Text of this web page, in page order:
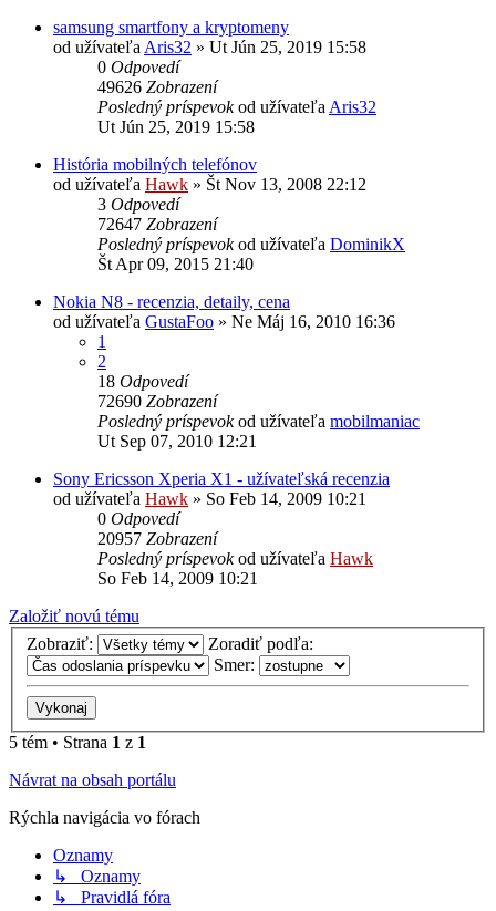
samsung smartfony a kryptomeny
od užívateľa Aris32 » Ut Jún 25, 2019 15:58
0 Odpovedí
49626 Zobrazení
Posledný príspevokod užívateľa Aris32
Ut Jún 25, 2019 15:58
História mobilných telefónov
od užívateľa Hawk » Št Nov 13, 2008 22:12
3 Odpovedí
72647 Zobrazení
Posledný príspevokod užívateľa DominikX
Št Apr 09, 2015 21:40
Nokia N8 - recenzia, detaily, cena
od užívateľa GustaFoo » Ne Máj 16, 2010 16:36
1
2
18 Odpovedí
72690 Zobrazení
Posledný príspevokod užívateľa mobilmaniac
Ut Sep 07, 2010 12:21
Sony Ericsson Xperia X1 - užívateľská recenzia
od užívateľa Hawk » So Feb 14, 2009 10:21
0 Odpovedí
20957 Zobrazení
Posledný príspevokod užívateľa Hawk
So Feb 14, 2009 10:21
Založiť novú tému
Zobraziť:
Zoradiť podľa:
Smer:
5 tém • Strana 1 z 1
Návrat na obsah portálu
Rýchla navigácia vo fórach
Oznamy
↳ Oznamy
↳ Pravidlá fóra